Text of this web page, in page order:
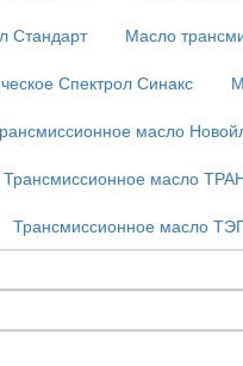
Стандарт
Масло
Спектрол Синакс
масло
Трансмиссионное масло
Трансмиссионное масло